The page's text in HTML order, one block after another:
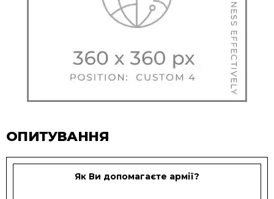
ОПИТУВАННЯ
Як Ви допомагаєте армії?